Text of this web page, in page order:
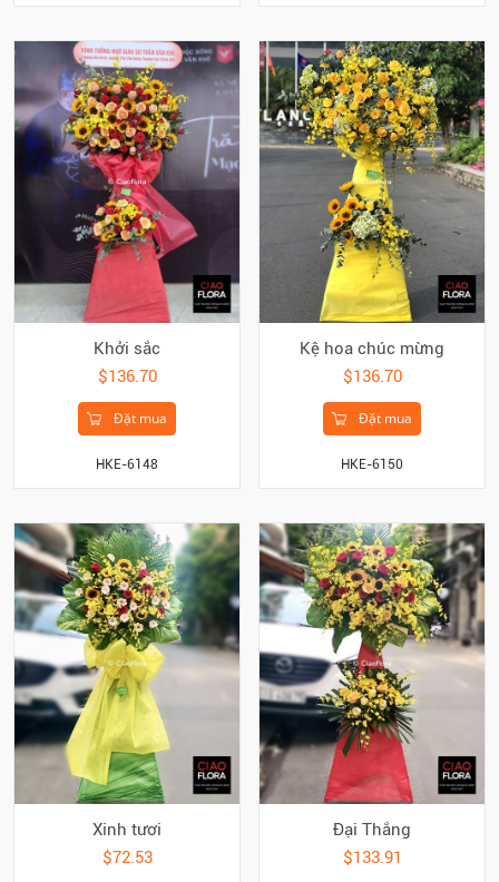
Khởi sắc
$136.70
Đặt mua
HKE-6148
Kệ hoa chúc mừng
$136.70
Đặt mua
HKE-6150
Xinh tươi
$72.53
Đại Thắng
$133.91